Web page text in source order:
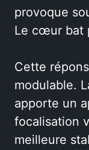
provoque
Le cœur bat
Cette
modulable.
apporte un
focalisation
meilleure